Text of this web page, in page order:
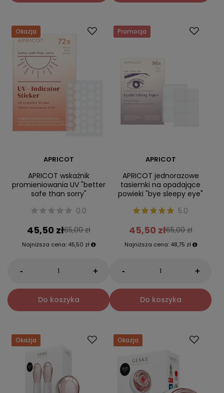
Okazja
APRICOT
APRICOT wskaźnik
promieniowania UV "better
safe than sorry"
0.0
45,50 zł65,00 zł
Najniższa cena: 45,50 zł
- +
Do koszyka
Promocja
APRICOT
APRICOT jednorazowe
tasiemki na opadające
powieki "bye sleepy eye"
5.0
45,50 zł65,00 zł
Najniższa cena: 48,75 zł
- +
Do koszyka
Okazja Okazja